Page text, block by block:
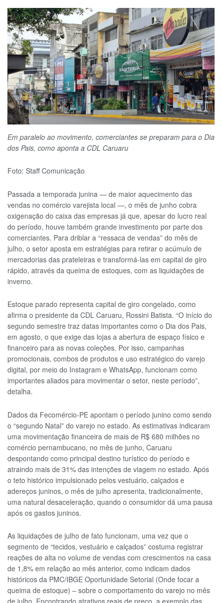
Em paralelo ao movimento, comerciantes se preparam para o Dia
dos Pais, como aponta a CDL Caruaru
Foto: Staff Comunicação
Passada a temporada junina — de maior aquecimento das
vendas no comércio varejista local —, o mês de junho cobra
oxigenação do caixa das empresas já que, apesar do lucro real
do período, houve também grande investimento por parte dos
comerciantes. Para driblar a “ressaca de vendas” do mês de
julho, o setor aposta em estratégias para retirar o acúmulo de
mercadorias das prateleiras e transformá-las em capital de giro
rápido, através da queima de estoques, com as liquidações de
inverno.
Estoque parado representa capital de giro congelado, como
afirma o presidente da CDL Caruaru, Rossini Batista. “O início do
segundo semestre traz datas importantes como o Dia dos Pais,
em agosto, o que exige das lojas a abertura de espaço físico e
financeiro para as novas coleções. Por isso, campanhas
promocionais, combos de produtos e uso estratégico do varejo
digital, por meio do Instagram e WhatsApp, funcionam como
importantes aliados para movimentar o setor, neste período”,
detalha.
Dados da Fecomércio-PE apontam o período junino como sendo
o “segundo Natal” do varejo no estado. As estimativas indicaram
uma movimentação financeira de mais de R$ 680 milhões no
comércio pernambucano, no mês de junho, Caruaru
despontando como principal destino turístico do período e
atraindo mais de 31% das intenções de viagem no estado. Após
o teto histórico impulsionado pelos vestuário, calçados e
adereços juninos, o mês de julho apresenta, tradicionalmente,
uma natural desaceleração, quando o consumidor dá uma pausa
após os gastos juninos.
As liquidações de julho de fato funcionam, uma vez que o
segmento de “tecidos, vestuário e calçados” costuma registrar
reações de alta no volume de vendas com crescimentos na casa
de 1,8% em relação ao mês anterior, como indicam dados
históricos da PMC/IBGE Oportunidade Setorial (Onde focar a
queima de estoque) – sobre o comportamento do varejo no mês